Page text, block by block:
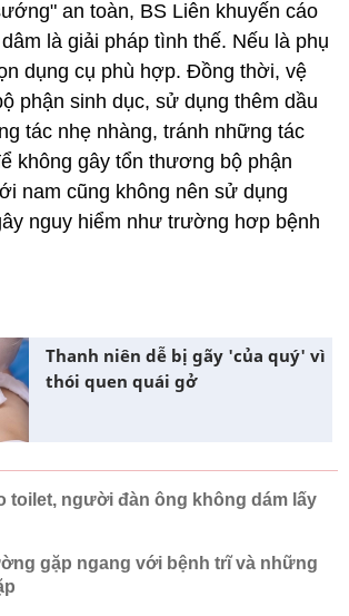
an toàn, BS Liên khuyến cáo
là giải pháp tình thế. Nếu là phụ
dụng cụ phù hợp. Đồng thời, vệ
phận sinh dục, sử dụng thêm dầu
tác nhẹ nhàng, tránh những tác
không gây tổn thương bộ phận
nam cũng không nên sử dụng
nguy hiểm như trường hơp bệnh
Thanh niên dễ bị gãy 'của quý' vì
thói quen quái gở
toilet, người đàn ông không dám lấy
gặp ngang với bệnh trĩ và những